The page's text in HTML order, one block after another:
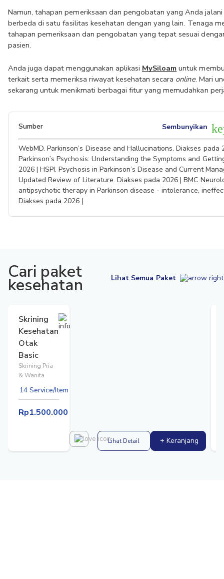
Namun, tahapan pemeriksaan dan pengobatan yang Anda
berbeda di satu fasilitas kesehatan dengan yang lain. Tenaga
tahapan pemeriksaan dan pengobatan yang tepat sesuai
pasien.
Anda juga dapat menggunakan aplikasi MySiloam untuk
terkait serta memeriksa riwayat kesehatan secara online. Mari
sekarang untuk menikmati berbagai fitur yang memudahkan
Sumber Sembunyikan
WebMD. Parkinson’s Disease and Hallucinations. Diakses pada
Parkinson’s Psychosis: Understanding the Symptoms and
2026 | HSPI. Psychosis in Parkinson’s Disease and Current
Updated Review of Literature. Diakses pada 2026 | BMC
antipsychotic therapy in Parkinson disease - intolerance,
Diakses pada 2026 |
Cari paket
kesehatan Lihat Semua Paket
Skrining
Kesehatan
Otak
Basic
Skrining Pria
& Wanita
14 Service/Item
Rp1.500.000
Lihat Detail + Keranjang